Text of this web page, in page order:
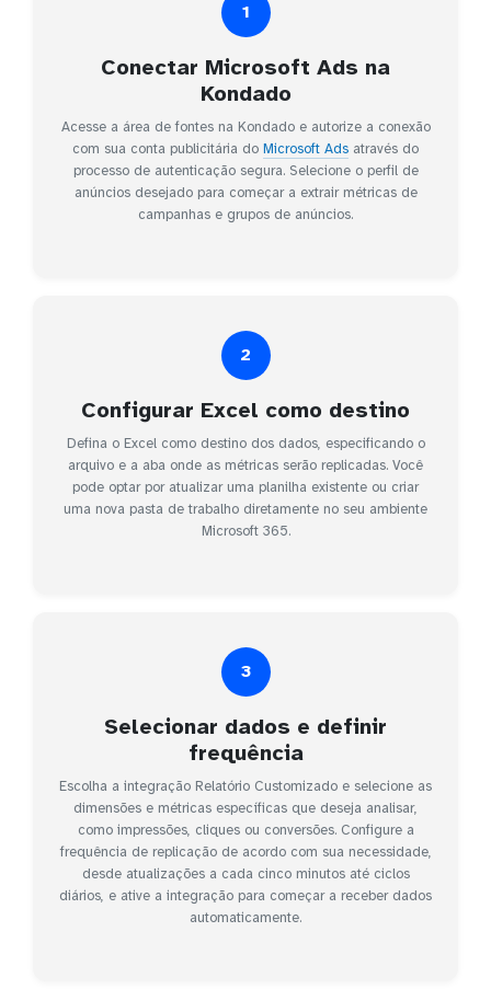
1
Conectar Microsoft Ads na
Kondado
Acesse a área de fontes na Kondado e autorize a conexão
com sua conta publicitária do Microsoft Ads através do
processo de autenticação segura. Selecione o perfil de
anúncios desejado para começar a extrair métricas de
campanhas e grupos de anúncios.
2
Configurar Excel como destino
Defina o Excel como destino dos dados, especificando o
arquivo e a aba onde as métricas serão replicadas. Você
pode optar por atualizar uma planilha existente ou criar
uma nova pasta de trabalho diretamente no seu ambiente
Microsoft 365.
3
Selecionar dados e definir
frequência
Escolha a integração Relatório Customizado e selecione as
dimensões e métricas específicas que deseja analisar,
como impressões, cliques ou conversões. Configure a
frequência de replicação de acordo com sua necessidade,
desde atualizações a cada cinco minutos até ciclos
diários, e ative a integração para começar a receber dados
automaticamente.